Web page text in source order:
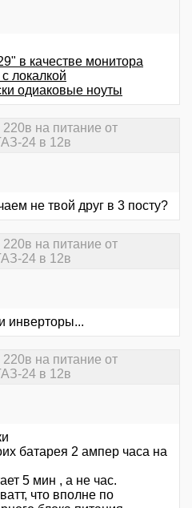
в качестве монитора
локалкой
одиаковые ноуты
на питание от
24 в 12в
не твой друг в 3 посту?
на питание от
24 в 12в
инверторы...
на питание от
24 в 12в
батарея 2 ампер часа на
5 мин , а не час.
что вполне по